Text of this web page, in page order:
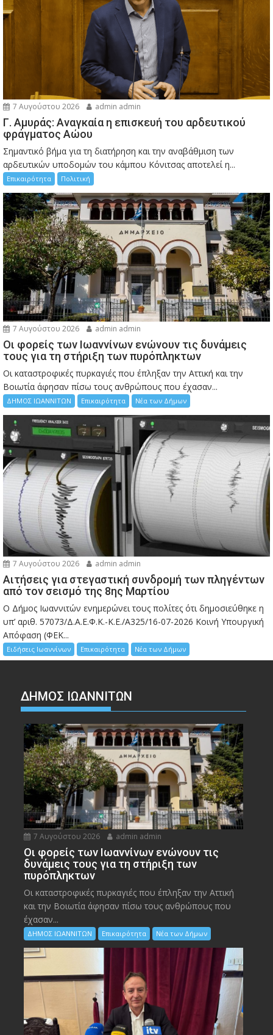
7 Αυγούστου 2026 admin admin
Γ. Αμυράς: Αναγκαία η επισκευή του αρδευτικού
φράγματος Αώου
Σημαντικό βήμα για τη διατήρηση και την αναβάθμιση των
αρδευτικών υποδομών του κάμπου Κόνιτσας αποτελεί η...
Επικαιρότητα Πολιτική
7 Αυγούστου 2026 admin admin
Οι φορείς των Ιωαννίνων ενώνουν τις δυνάμεις
τους για τη στήριξη των πυρόπληκτων
Οι καταστροφικές πυρκαγιές που έπληξαν την Αττική και την
Bοιωτία άφησαν πίσω τους ανθρώπους που έχασαν...
ΔΗΜΟΣ ΙΩΑΝΝΙΤΩΝ Επικαιρότητα Νέα των Δήμων
7 Αυγούστου 2026 admin admin
Αιτήσεις για στεγαστική συνδρομή των πληγέντων
από τον σεισμό της 8ης Μαρτίου
Ο Δήμος Ιωαννιτών ενημερώνει τους πολίτες ότι δημοσιεύθηκε η
υπ’ αριθ. 57073/Δ.Α.Ε.Φ.Κ.-Κ.Ε./Α325/16-07-2026 Κοινή Υπουργική
Απόφαση (ΦΕΚ...
Ειδήσεις Ιωαννίνων Επικαιρότητα Νέα των Δήμων
ΔΗΜΟΣ ΙΩΑΝΝΙΤΩΝ
7 Αυγούστου 2026 admin admin
Οι φορείς των Ιωαννίνων ενώνουν τις
δυνάμεις τους για τη στήριξη των
πυρόπληκτων
Οι καταστροφικές πυρκαγιές που έπληξαν την Αττική
και την Bοιωτία άφησαν πίσω τους ανθρώπους που
έχασαν...
ΔΗΜΟΣ ΙΩΑΝΝΙΤΩΝ Επικαιρότητα Νέα των Δήμων